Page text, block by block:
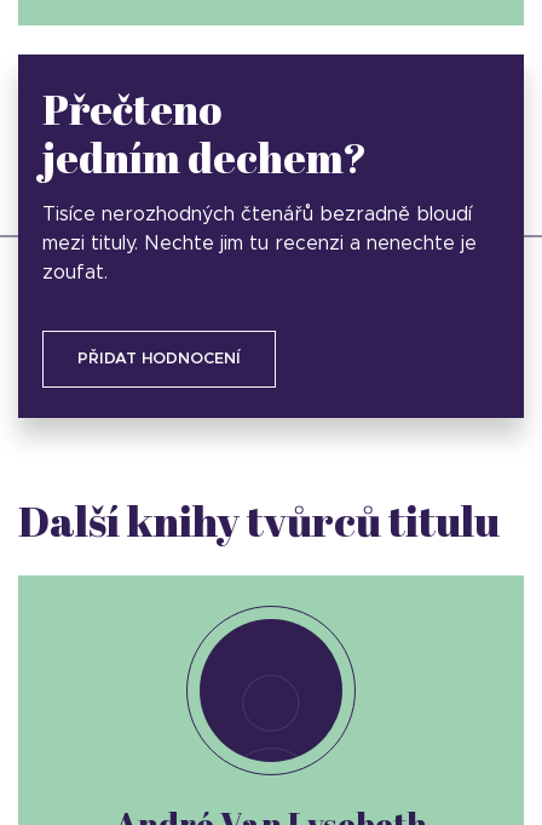
Přečteno
jedním dechem?
Tisíce nerozhodných čtenářů bezradně bloudí
mezi tituly. Nechte jim tu recenzi a nenechte je
zoufat.
PŘIDAT HODNOCENÍ
Další knihy tvůrců titulu